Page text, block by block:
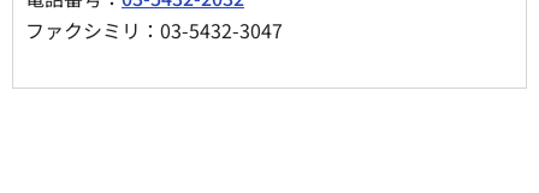
ファクシミリ：03-5432-3047